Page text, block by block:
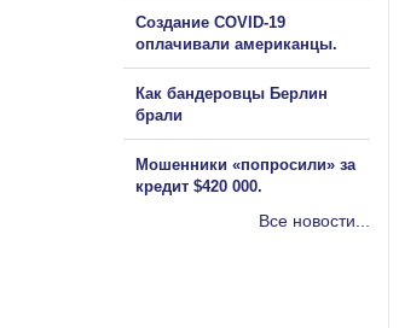
Создание COVID-19
оплачивали американцы.
Как бандеровцы Берлин
брали
Мошенники «попросили» за
кредит $420 000.
Все новости...